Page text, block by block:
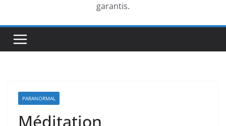
garantis.
PARANORMAL
Méditation